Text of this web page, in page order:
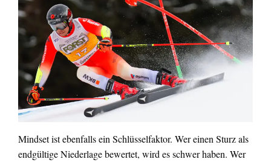
Mindset ist ebenfalls ein Schlüsselfaktor. Wer einen Sturz als
endgültige Niederlage bewertet, wird es schwer haben. Wer